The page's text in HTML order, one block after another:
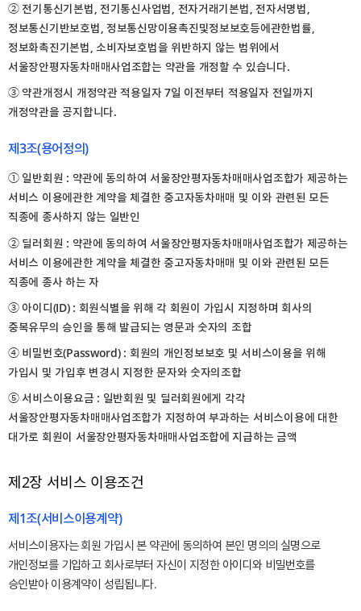
② 전기통신기본법, 전기통신사업법, 전자거래기본법, 전자서명법,
정보통신기반보호법, 정보통신망이용촉진및정보보호등에관한법률,
정보화촉진기본법, 소비자보호법을 위반하지 않는 범위에서
서울장안평자동차매매사업조합는 약관을 개정할 수 있습니다.
③ 약관개정시 개정약관 적용일자 7일 이전부터 적용일자 전일까지
개정약관을 공지합니다.
제3조(용어정의)
① 일반회원 : 약관에 동의하여 서울장안평자동차매매사업조합가 제공하는
서비스 이용에관한 계약을 체결한 중고자동차매매 및 이와 관련된 모든
직종에 종사하지 않는 일반인
② 딜러회원 : 약관에 동의하여 서울장안평자동차매매사업조합가 제공하는
서비스 이용에관한 계약을 체결한 중고자동차매매 및 이와 관련된 모든
직종에 종사 하는 자
③ 아이디(ID) : 회원식별을 위해 각 회원이 가입시 지정하며 회사의
중복유무의 승인을 통해 발급되는 영문과 숫자의 조합
④ 비밀번호(Password) : 회원의 개인정보보호 및 서비스이용을 위해
가입시 및 가입후 변경시 지정한 문자와 숫자의조합
⑤ 서비스이용요금 : 일반회원 및 딜러회원에게 각각
서울장안평자동차매매사업조합가 지정하여 부과하는 서비스이용에 대한
대가로 회원이 서울장안평자동차매매사업조합에 지급하는 금액
제2장 서비스 이용조건
제1조(서비스이용계약)
서비스이용자는 회원 가입시 본 약관에 동의하여 본인 명의의 실명으로
개인정보를 기입하고 회사로부터 자신이 지정한 아이디와 비밀번호를
승인받아 이용계약이 성립됩니다.